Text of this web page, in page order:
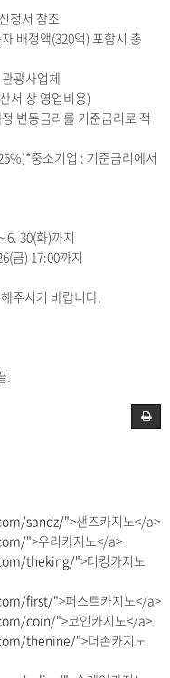
청서 참조
배정액(320억) 포함시 총
광사업체
상 영업비용)
변동금리를 기준금리로 적
소기업 : 기준금리에서
30(화)까지
금) 17:00까지
주시기 바랍니다.
.
sandz/">샌즈카지노</a>
">우리카지노</a>
theking/">더킹카지노
first/">퍼스트카지노</a>
coin/">코인카지노</a>
thenine/">더존카지노